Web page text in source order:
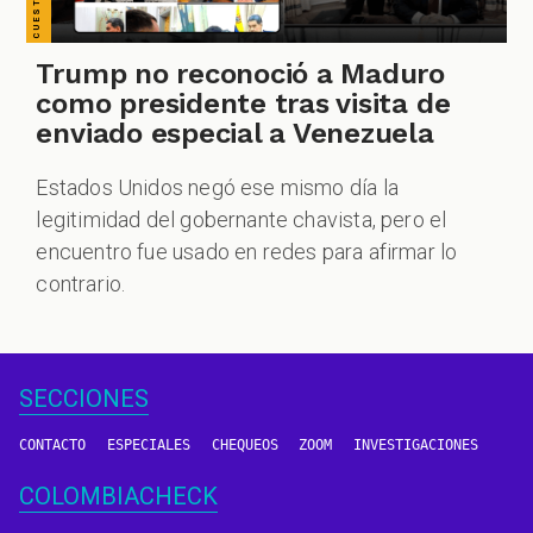
Trump no reconoció a Maduro
como presidente tras visita de
enviado especial a Venezuela
Estados Unidos negó ese mismo día la
legitimidad del gobernante chavista, pero el
encuentro fue usado en redes para afirmar lo
contrario.
SECCIONES
CONTACTO ESPECIALES CHEQUEOS ZOOM INVESTIGACIONES
COLOMBIACHECK